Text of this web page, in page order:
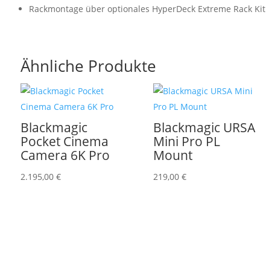
Rackmontage über optionales HyperDeck Extreme Rack Kit
Ähnliche Produkte
Blackmagic
Pocket Cinema
Camera 6K Pro
2.195,00 €
Blackmagic URSA
Mini Pro PL
Mount
219,00€